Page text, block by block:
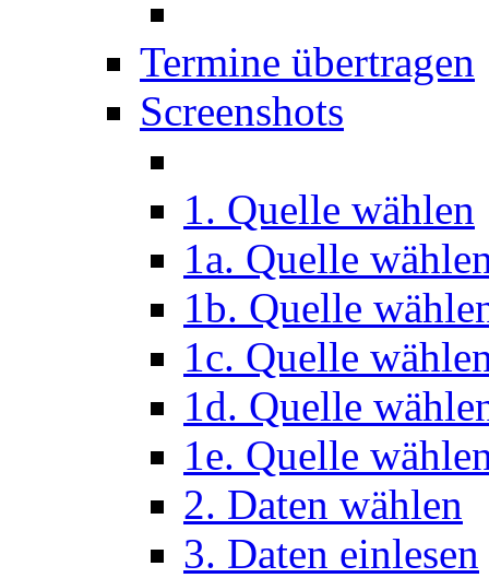
Termine übertragen
Screenshots
1. Quelle wählen
1a. Quelle
1b. Quelle
1c. Quelle
1d. Quelle
1e. Quelle
2. Daten wählen
3. Daten einlesen